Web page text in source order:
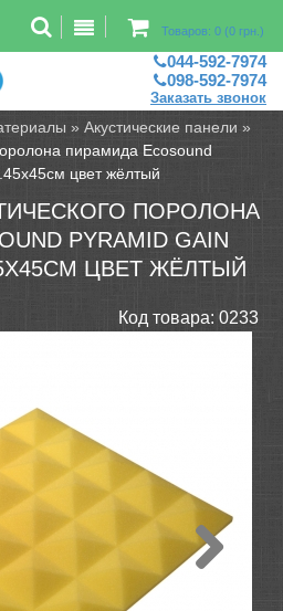
рассчет помещений
Товаров: 0 (0 грн.)
044-592-7974
098-592-7974
Заказать звонок
»Акустические панели »
пирамида Ecosound
цвет жёлтый
ПОРОЛОНА
PYRAMID GAIN
ЦВЕТ ЖЁЛТЫЙ
Код товара: 0233